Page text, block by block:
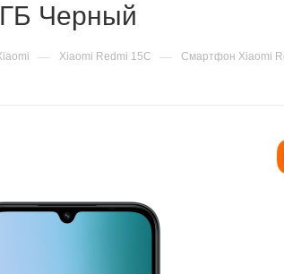
Черный
— Xiaomi Redmi 15C — Смартфон Xiaomi